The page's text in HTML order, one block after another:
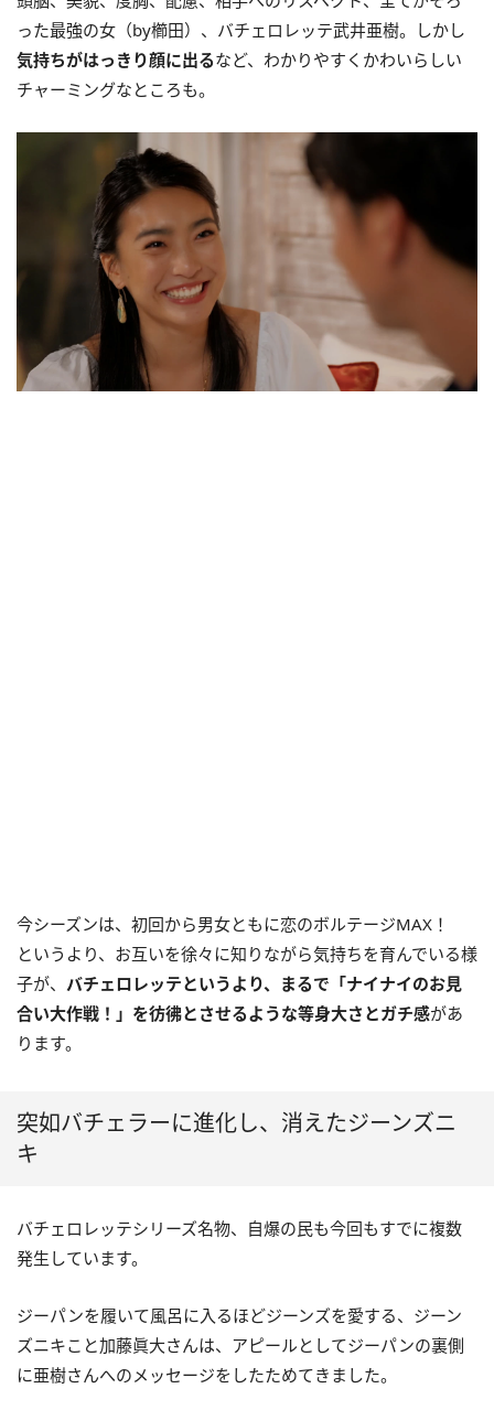
った最強の女（by櫛田）、バチェロレッテ武井亜樹。しかし
気持ちがはっきり顔に出るなど、わかりやすくかわいらしい
チャーミングなところも。
今シーズンは、初回から男女ともに恋のボルテージMAX！
というより、お互いを徐々に知りながら気持ちを育んでいる様
子が、 バチェロレッテというより、まるで「ナイナイのお見
合い大作戦！」を彷彿とさせるような等身大さとガチ感があ
ります。
突如バチェラーに進化し、消えたジーンズニ
キ
バチェロレッテシリーズ名物、自爆の民も今回もすでに複数
発生しています。
ジーパンを履いて風呂に入るほどジーンズを愛する、ジーン
ズニキこと加藤眞大さんは、アピールとしてジーパンの裏側
に亜樹さんへのメッセージをしたためてきました。